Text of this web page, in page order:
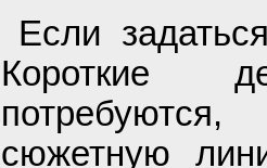
Если
Короткие
сюжетную